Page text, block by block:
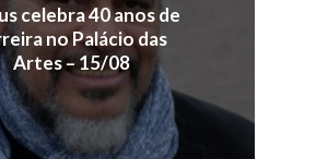
celebra 40 anos de
no Palácio das
Artes – 15/08